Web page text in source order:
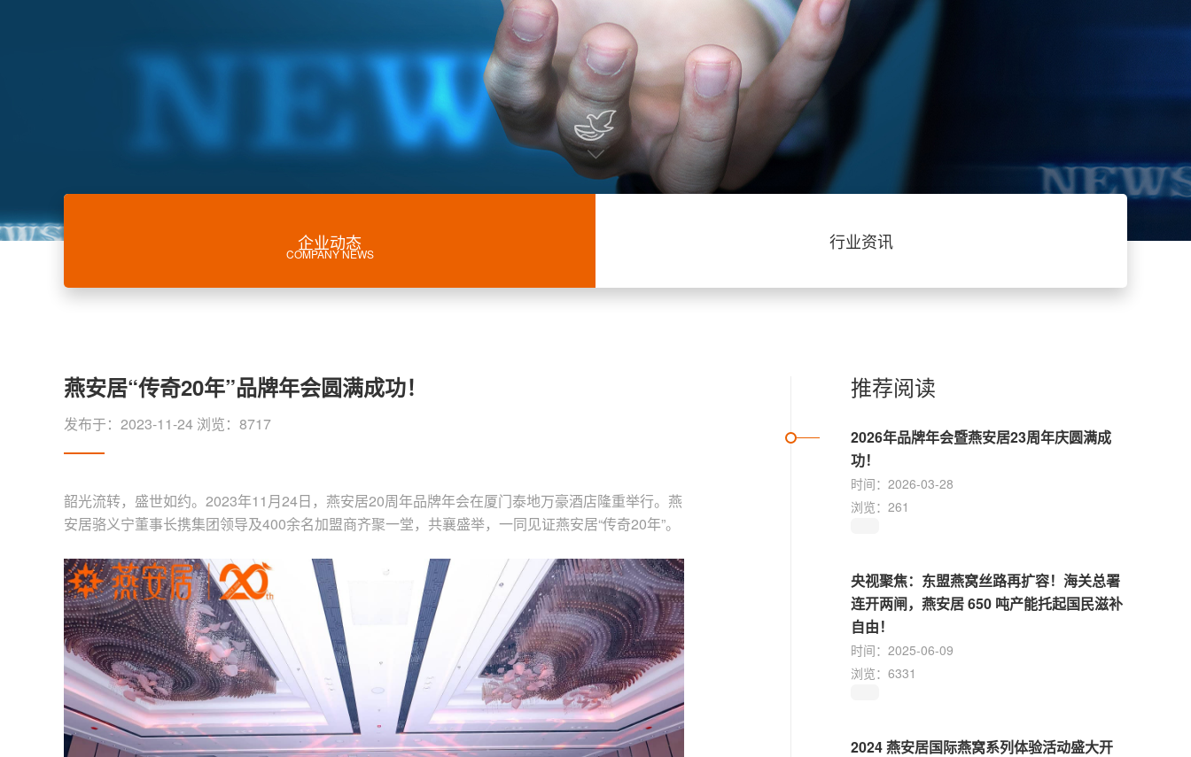


企业动态
COMPANY NEWS
行业资讯
燕安居“传奇20年”品牌年会圆满成功！
发布于： 2023-11-24 浏览： 8717
韶光流转，盛世如约。2023年11月24日，燕安居20周年品牌年会在厦门泰地万豪酒店隆重举行。燕
安居骆义宁董事长携集团领导及400余名加盟商齐聚一堂，共襄盛举，一同见证燕安居“传奇20年”。
推荐阅读
2026年品牌年会暨燕安居23周年庆圆满成
功！
时间：2026-03-28
浏览：261
央视聚焦：东盟燕窝丝路再扩容！海关总署
连开两闸，燕安居 650 吨产能托起国民滋补
自由！
时间：2025-06-09
浏览：6331
2024 燕安居国际燕窝系列体验活动盛大开